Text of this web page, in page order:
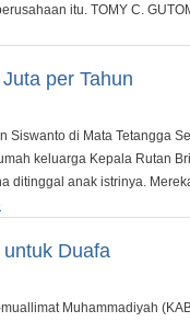
itu. TOMY C.
per Tahun
Siswanto di Mata Tetangga
keluarga Kepala Rutan
ditinggal anak istrinya.
Duafa
Muhammadiyah